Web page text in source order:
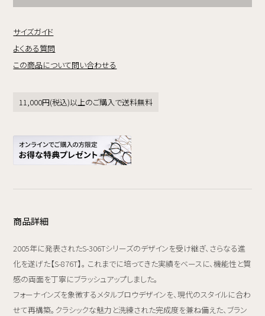
サイズガイド
よくある質問
この商品について問い合わせる
11,000円(税込)以上のご購入で送料無料
商品詳細
2005年に発表されたS-306Tシリーズのデザインを受け継ぎ、さらなる進
化を遂げた【S-876T】。 これまでに培ってきた実績をベースに、機能性と質
感の両面を丁寧にブラッシュアップしました。
フォーナインズを象徴するメタルブロウデザインを、現代のスタイルに合わ
せて再構築。クラシックな魅力と洗練された完成度を兼ね備えた、ブラン